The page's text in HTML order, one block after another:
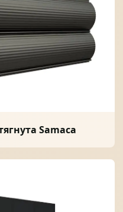
Samaca